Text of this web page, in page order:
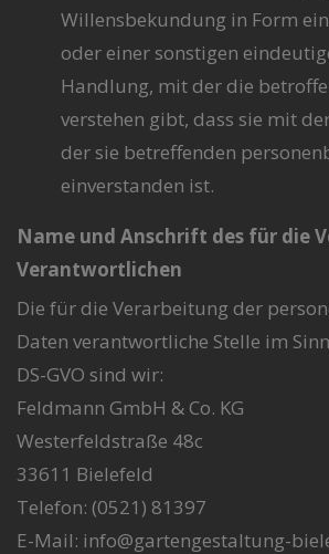
Willensbekundung in Form
oder einer sonstigen
Handlung, mit der die
verstehen gibt, dass sie mit
der sie betreffenden
einverstanden ist.
Name und Anschrift des für die
Verantwortlichen
Die für die Verarbeitung der
Daten verantwortliche Stelle im
DS-GVO sind wir:
Feldmann GmbH & Co. KG
Westerfeldstraße 48c
33611 Bielefeld
Telefon: (0521) 81397
E-Mail: info@gartengestaltung-